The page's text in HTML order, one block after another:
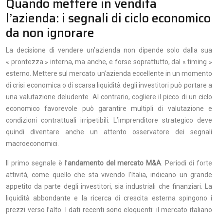
l’azienda: i segnali di ciclo economico
da non ignorare
La decisione di vendere un’azienda non dipende solo dalla sua
« prontezza » interna, ma anche, e forse soprattutto, dal « timing »
esterno. Mettere sul mercato un’azienda eccellente in un momento
di crisi economica o di scarsa liquidità degli investitori può portare a
una valutazione deludente. Al contrario, cogliere il picco di un ciclo
economico favorevole può garantire multipli di valutazione e
condizioni contrattuali irripetibili. L’imprenditore strategico deve
quindi diventare anche un attento osservatore dei segnali
macroeconomici.
Il primo segnale è l’andamento del mercato M&A . Periodi di forte
attività, come quello che sta vivendo l’Italia, indicano un grande
appetito da parte degli investitori, sia industriali che finanziari. La
liquidità abbondante e la ricerca di crescita esterna spingono i
prezzi verso l’alto. I dati recenti sono eloquenti: il mercato italiano